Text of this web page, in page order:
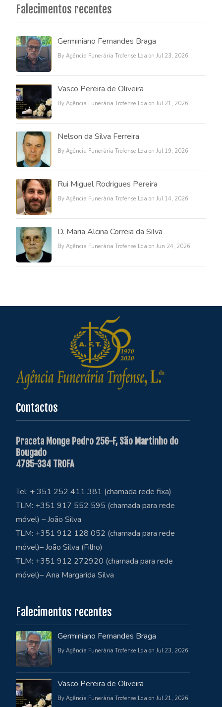
Falecimentos recentes
Germiniano Fernandes Braga
By Agência Funerária Trofense Lda on Jul 23, 2026
Vasco Pereira de Oliveira
By Agência Funerária Trofense Lda on Jul 21, 2026
Nelson da Silva Ferreira
By Agência Funerária Trofense Lda on Jul 19, 2026
Rui Miguel Rodrigues Pereira
By Agência Funerária Trofense Lda on Jul 14, 2026
D. Maria Alcina Correia da Silva
By Agência Funerária Trofense Lda on Jun 24, 2026
Contactos
Praceta Monge Pedro 256-F, São Martinho do
Bougado
4785-334 TROFA
Tel: + 351 252 411 381 (chamada rede fixa)
TLM: +351 917 552 595 (chamada para rede
móvel) – João Silva
TLM: +351 912 128 052 (chamada para rede
móvel)– João Silva (Filho)
TLM: +351 912 272920 (chamada para rede
móvel)– Ana Margarida Silva
Falecimentos recentes
Germiniano Fernandes Braga
By Agência Funerária Trofense Lda on Jul 23, 2026
Vasco Pereira de Oliveira
By Agência Funerária Trofense Lda on Jul 21, 2026